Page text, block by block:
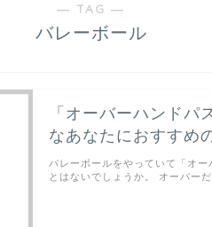
― TAG ―
バレーボール
「オーバーハンドパ
なあなたにおすすめ
バレーボールをやっていて「オ
とはないでしょうか。 オーバー